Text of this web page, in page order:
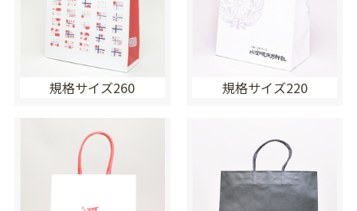
規格サイズ260 規格サイズ220